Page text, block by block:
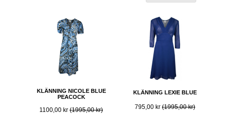
KLÄNNING NICOLE BLUE
PEACOCK
1100,00 kr (1995,00 kr)
KLÄNNING LEXIE BLUE
795,00 kr (1995,00 kr)